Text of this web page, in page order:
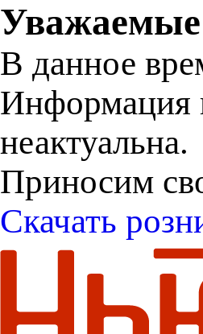
Уважаемые
В данное
Информация
неактуальна.
Приносим
Скачать